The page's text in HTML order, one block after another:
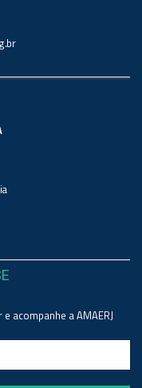
acompanhe a AMAERJ